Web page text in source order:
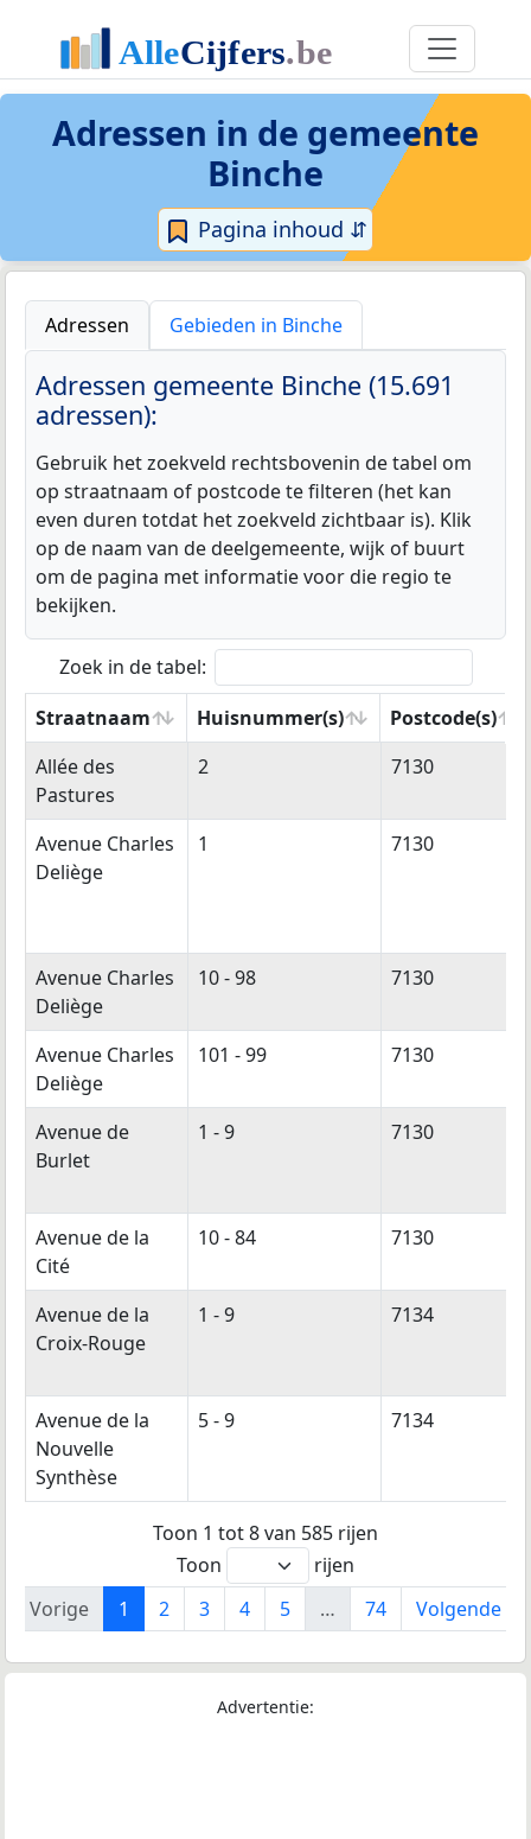
Adressen in de gemeente
Binche
Pagina inhoud ⇵
Adressen Gebieden in Binche
Adressen gemeente Binche (15.691
adressen):
Gebruik het zoekveld rechtsbovenin de tabel om
op straatnaam of postcode te filteren (het kan
even duren totdat het zoekveld zichtbaar is). Klik
op de naam van de deelgemeente, wijk of buurt
om de pagina met informatie voor die regio te
bekijken.
Zoek in de tabel:
Straatnaam
Huisnummer(s)
Postcode(s)
Straatnaam
Huisnummer(s) Postcode(s)
Allée des
Pastures
2 7130
Avenue Charles
Deliège
1 7130
Avenue Charles
Deliège
10 - 98 7130
Avenue Charles
Deliège
101 - 99 7130
Avenue de
Burlet
1 - 9 7130
Avenue de la
Cité
10 - 84 7130
Avenue de la
Croix-Rouge
1 - 9 7134
Avenue de la
Nouvelle
Synthèse
5 - 9 7134
Toon 1 tot 8 van 585 rijen
Toon
rijen
Vorige
1 2 3 4 5 … 74 Volgende
Advertentie: